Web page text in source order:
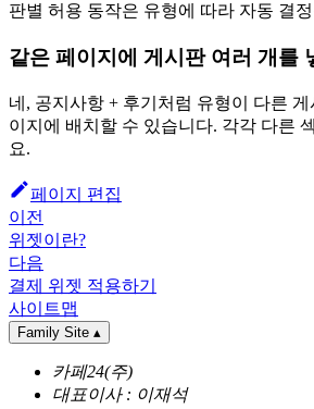
판별 허용 동작은 유형에 따라 자동 결
같은 페이지에 게시판 여러 개를
네, 공지사항 + 후기처럼 유형이 다른 게
이지에 배치할 수 있습니다. 각각 다른
요.
페이지 편집
이전
위젯이란?
다음
결제 위젯 적용하기
사이트맵
Family Site ▴
카페24(주)
대표이사 : 이재석